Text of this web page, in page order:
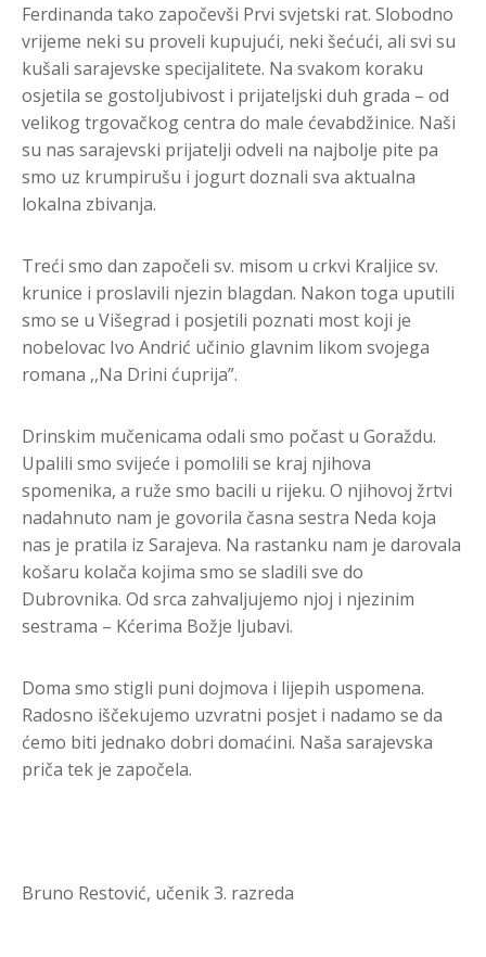
Ferdinanda tako započevši Prvi svjetski rat. Slobodno
vrijeme neki su proveli kupujući, neki šećući, ali svi su
kušali sarajevske specijalitete. Na svakom koraku
osjetila se gostoljubivost i prijateljski duh grada – od
velikog trgovačkog centra do male ćevabdžinice. Naši
su nas sarajevski prijatelji odveli na najbolje pite pa
smo uz krumpirušu i jogurt doznali sva aktualna
lokalna zbivanja.
Treći smo dan započeli sv. misom u crkvi Kraljice sv.
krunice i proslavili njezin blagdan. Nakon toga uputili
smo se u Višegrad i posjetili poznati most koji je
nobelovac Ivo Andrić učinio glavnim likom svojega
romana ,,Na Drini ćuprija”.
Drinskim mučenicama odali smo počast u Goraždu.
Upalili smo svijeće i pomolili se kraj njihova
spomenika, a ruže smo bacili u rijeku. O njihovoj žrtvi
nadahnuto nam je govorila časna sestra Neda koja
nas je pratila iz Sarajeva. Na rastanku nam je darovala
košaru kolača kojima smo se sladili sve do
Dubrovnika. Od srca zahvaljujemo njoj i njezinim
sestrama – Kćerima Božje ljubavi.
Doma smo stigli puni dojmova i lijepih uspomena.
Radosno iščekujemo uzvratni posjet i nadamo se da
ćemo biti jednako dobri domaćini. Naša sarajevska
priča tek je započela.
Bruno Restović, učenik 3. razreda